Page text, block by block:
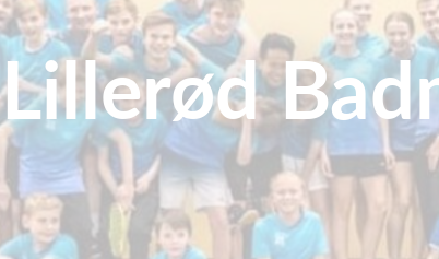
Lillerød